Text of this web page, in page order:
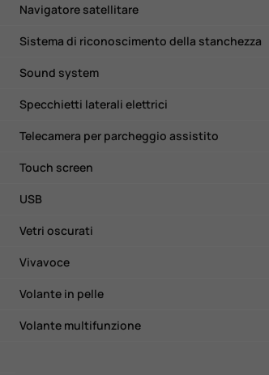
Navigatore satellitare
Sistema di riconoscimento della stanchezza
Sound system
Specchietti laterali elettrici
Telecamera per parcheggio assistito
Touch screen
USB
Vetri oscurati
Vivavoce
Volante in pelle
Volante multifunzione